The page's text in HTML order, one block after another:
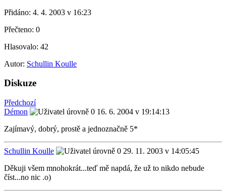
Přidáno: 4. 4. 2003 v 16:23
Přečteno: 0
Hlasovalo: 42
Autor: Schullin Koulle
Diskuze
Předchozí
Démon
16. 6. 2004 v 19:14:13
Zajímavý, dobrý, prostě a jednoznačně 5*
Schullin Koulle
29. 11. 2003 v 14:05:45
Děkuji všem mnohokrát...teď mě napdá, že už to nikdo nebude
číst...no nic .o)